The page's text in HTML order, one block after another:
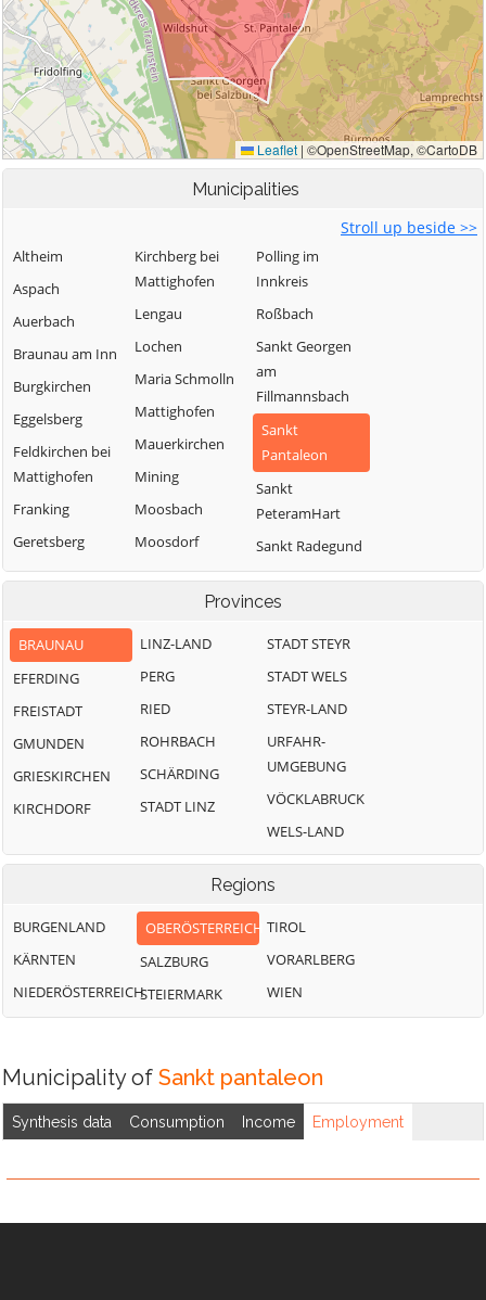
Municipalities
Stroll up beside >>
Altheim
Aspach
Auerbach
Braunau am Inn
Burgkirchen
Eggelsberg
Feldkirchen bei
Mattighofen
Franking
Geretsberg
Gilgenberg am
Haigermoos
Handenberg
Uttendorf
Hochburg-Ach
Höhnhart
Jeging
Kirchberg bei
Mattighofen
Lengau
Lochen
Maria Schmolln
Mattighofen
Mauerkirchen
Mining
Moosbach
Moosdorf
Munderfing
Neukirchen an
Polling im
Innkreis
Roßbach
Sankt Georgen
am
Fillmannsbach
Sankt
Pantaleon
Sankt
PeteramHart
Sankt Radegund
Sankt
VeitimInnkreis
SanktJohann am
Innkreis
Weng im Innkreis
Provinces
BRAUNAU
EFERDING
FREISTADT
GMUNDEN
GRIESKIRCHEN
KIRCHDORF
LINZ-LAND
PERG
RIED
ROHRBACH
SCHÄRDING
STADT LINZ
STADT STEYR
STADT WELS
STEYR-LAND
URFAHR-
UMGEBUNG
VÖCKLABRUCK
WELS-LAND
Regions
BURGENLAND
KÄRNTEN
NIEDERÖSTERREICH
OBERÖSTERREICH
SALZBURG
STEIERMARK
TIROL
VORARLBERG
WIEN
Municipality of Sankt pantaleon
Synthesis data Consumption Income Employment